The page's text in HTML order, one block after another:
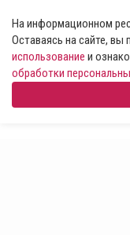
На информационном
Оставаясь на сайте, вы
использование и
обработки